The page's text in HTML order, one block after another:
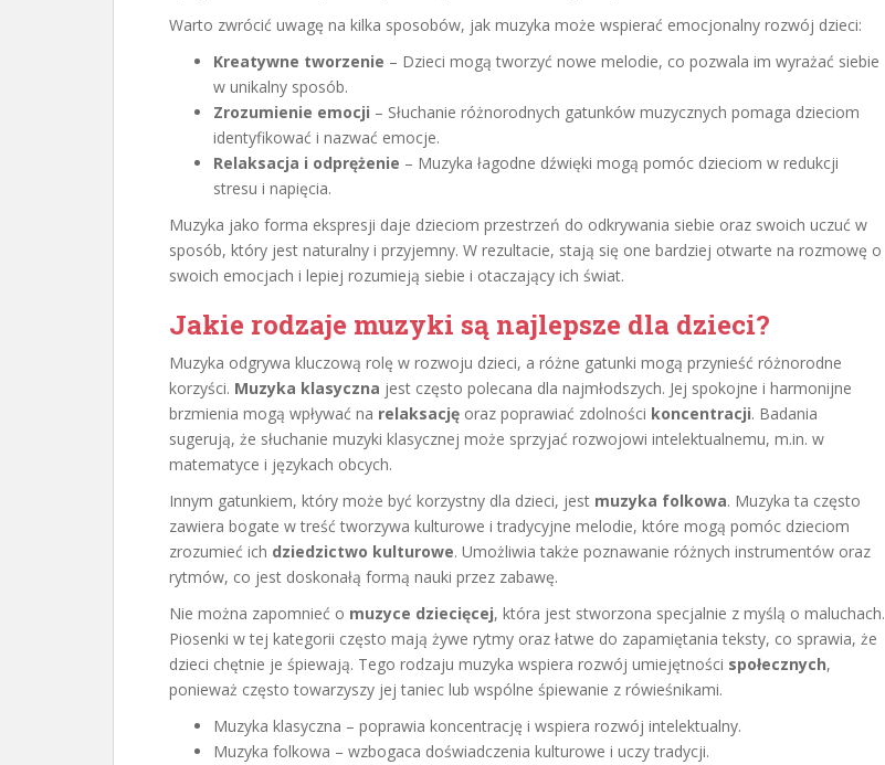
Warto zwrócić uwagę na kilka sposobów, jak muzyka może wspierać emocjonalny rozwój dzieci:
Kreatywne tworzenie – Dzieci mogą tworzyć nowe melodie, co pozwala im wyrażać siebie
w unikalny sposób.
Zrozumienie emocji – Słuchanie różnorodnych gatunków muzycznych pomaga dzieciom
identyfikować i nazwać emocje.
Relaksacja i odprężenie – Muzyka łagodne dźwięki mogą pomóc dzieciom w redukcji
stresu i napięcia.
Muzyka jako forma ekspresji daje dzieciom przestrzeń do odkrywania siebie oraz swoich uczuć w
sposób, który jest naturalny i przyjemny. W rezultacie, stają się one bardziej otwarte na rozmowę o
swoich emocjach i lepiej rozumieją siebie i otaczający ich świat.
Jakie rodzaje muzyki są najlepsze dla dzieci?
Muzyka odgrywa kluczową rolę w rozwoju dzieci, a różne gatunki mogą przynieść różnorodne
korzyści. Muzyka klasyczna jest często polecana dla najmłodszych. Jej spokojne i harmonijne
brzmienia mogą wpływać na relaksację oraz poprawiać zdolności koncentracji. Badania
sugerują, że słuchanie muzyki klasycznej może sprzyjać rozwojowi intelektualnemu, m.in. w
matematyce i językach obcych.
Innym gatunkiem, który może być korzystny dla dzieci, jest muzyka folkowa. Muzyka ta często
zawiera bogate w treść tworzywa kulturowe i tradycyjne melodie, które mogą pomóc dzieciom
zrozumieć ich dziedzictwo kulturowe. Umożliwia także poznawanie różnych instrumentów oraz
rytmów, co jest doskonałą formą nauki przez zabawę.
Nie można zapomnieć o muzyce dziecięcej, która jest stworzona specjalnie z myślą o maluchach.
Piosenki w tej kategorii często mają żywe rytmy oraz łatwe do zapamiętania teksty, co sprawia, że
dzieci chętnie je śpiewają. Tego rodzaju muzyka wspiera rozwój umiejętności społecznych,
ponieważ często towarzyszy jej taniec lub wspólne śpiewanie z rówieśnikami.
Muzyka klasyczna – poprawia koncentrację i wspiera rozwój intelektualny.
Muzyka folkowa – wzbogaca doświadczenia kulturowe i uczy tradycji.